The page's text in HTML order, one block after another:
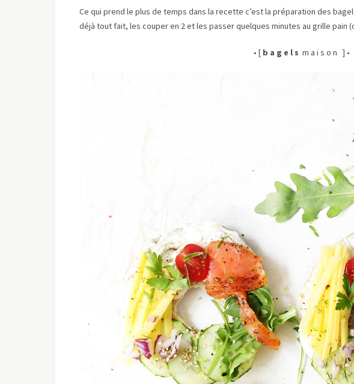
Ce qui prend le plus de temps dans la recette c’est la préparation des
déjà tout fait, les couper en 2 et les passer quelques minutes au grille pain
• [ b a g e l s m a i s o n ] •